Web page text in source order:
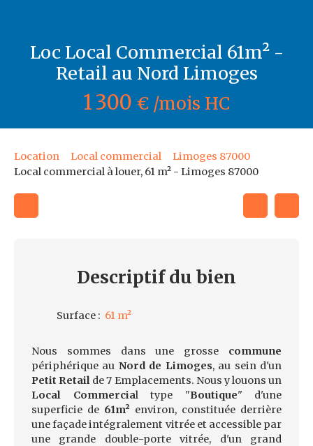
Loc Local Commercial 61m² -
Retail au Nord Limoges
1 300 € /mois HC
Location Local commercial
Limoges 87000
Local commercial à louer, 61 m² - Limoges 87000
Descriptifdu bien
Surface : 61 m²
Nous sommes dans une grosse commune
périphérique au Nord de Limoges, au sein d'un
Petit Retail de 7 Emplacements. Nous y louons un
Local Commercial type "Boutique" d'une
superficie de 61m² environ, constituée derrière
une façade intégralement vitrée et accessible par
une grande double-porte vitrée, d'un grand